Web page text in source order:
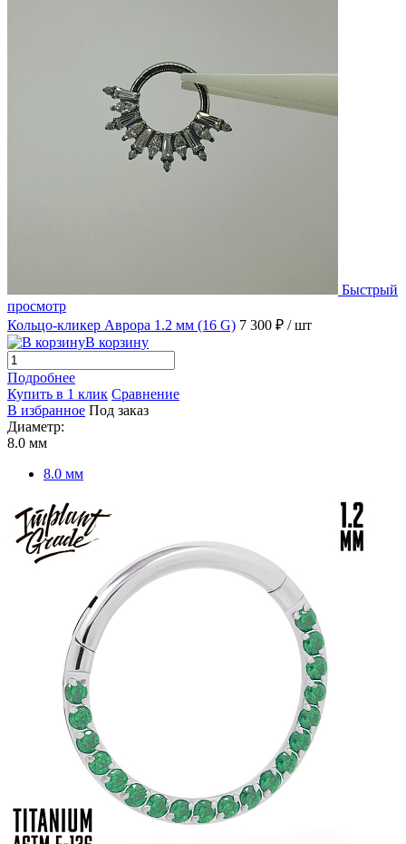
Быстрый
просмотр
Кольцо-кликер Аврора 1.2 мм (16 G) 7 300 ₽ / шт
В корзину
Подробнее
Купить в 1 клик Сравнение
В избранное Под заказ
Диаметр:
8.0 мм
8.0 мм